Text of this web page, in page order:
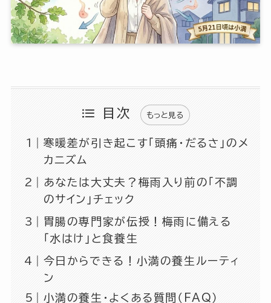
目次 もっと見る
寒暖差が引き起こす「頭痛・だるさ」のメ
カニズム
あなたは大丈夫？梅雨入り前の「不調
のサイン」チェック
胃腸の専門家が伝授！梅雨に備える
「水はけ」と食養生
今日からできる！小満の養生ルーティ
ン
小満の養生・よくある質問（FAQ）